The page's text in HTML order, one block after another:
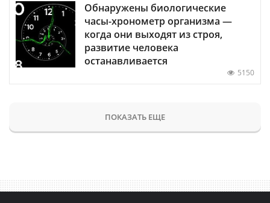
Обнаружены биологические
часы-хронометр организма —
когда они выходят из строя,
развитие человека
останавливается
5150
ПОКАЗАТЬ ЕЩЕ